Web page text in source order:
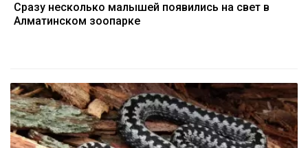
Сразу несколько малышей появились на свет в
Алматинском зоопарке